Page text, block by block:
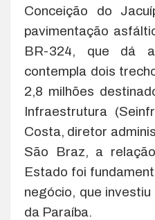
Conceição do
pavimentação
BR-324, que dá
contempla dois
2,8 milhões
Infraestrutura
Costa, diretor
São Braz, a
Estado foi
negócio, que
da Paraíba.